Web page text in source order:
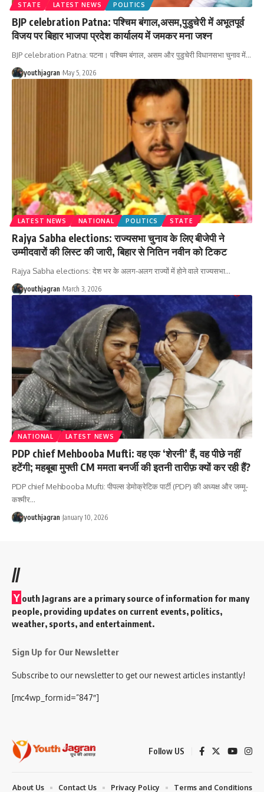
STATE LATEST NEWS POLITICS
BJP celebration Patna: पश्चिम बंगाल,असम,पुडुचेरी में अभूतपूर्व
विजय पर बिहार भाजपा प्रदेश कार्यालय में जमकर मना जश्न
‎BJP celebration Patna: पटना। पश्चिम बंगाल, असम और पुडुचेरी विधानसभा चुनाव में…
youthjagran May 5, 2026
LATEST NEWS NATIONAL POLITICS STATE
Rajya Sabha elections: राज्यसभा चुनाव के लिए बीजेपी ने
उम्मीदवारों की लिस्ट की जारी, बिहार से नितिन नवीन को टिकट
Rajya Sabha elections: देश भर के अलग-अलग राज्यों में होने वाले राज्यसभा…
youthjagran March 3, 2026
NATIONAL LATEST NEWS
PDP chief Mehbooba Mufti: वह एक ‘शेरनी’ हैं, वह पीछे नहीं
हटेंगी; महबूबा मुफ्ती CM ममता बनर्जी की इतनी तारीफ़ क्यों कर रही हैं?
PDP chief Mehbooba Mufti: पीपल्स डेमोक्रेटिक पार्टी (PDP) की अध्यक्ष और जम्मू-
कश्मीर…
youthjagran January 10, 2026
//
Y outh Jagrans are a primary source of information for many
people, providing updates on current events, politics,
weather, sports, and entertainment.
Sign Up for Our Newsletter
Subscribe to our newsletter to get our newest articles instantly!
[mc4wp_form id=”847″]
Follow US
About Us Contact Us Privacy Policy Terms and Conditions